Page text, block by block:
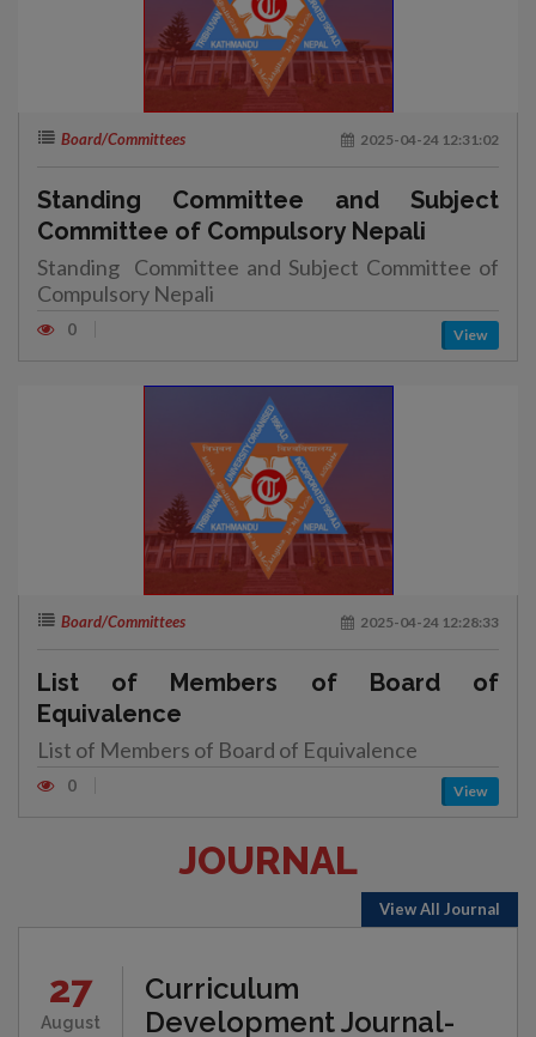
Board/Committees 2025-04-24 12:31:02
Standing Committee and Subject
Committee of Compulsory Nepali
Standing Committee and Subject Committee of
Compulsory Nepali
0 View
Board/Committees 2025-04-24 12:28:33
List of Members of Board of
Equivalence
List of Members of Board of Equivalence
0 View
JOURNAL
View All Journal
27
August
Curriculum
Development Journal-